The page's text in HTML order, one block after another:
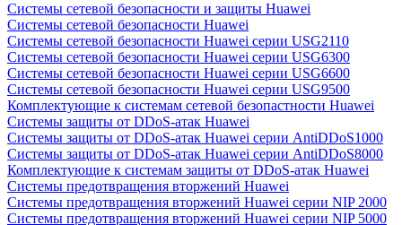
Системы сетевой безопасности и защиты Huawei
Системы сетевой безопасности Huawei
Системы сетевой безопасности Huawei серии USG2110
Системы сетевой безопасности Huawei серии USG6300
Системы сетевой безопасности Huawei серии USG6600
Системы сетевой безопасности Huawei серии USG9500
Комплектующие к системам сетевой безопастности Huawei
Системы защиты от DDoS-атак Huawei
Системы защиты от DDoS-атак Huawei серии AntiDDoS1000
Системы защиты от DDoS-атак Huawei серии AntiDDoS8000
Комплектующие к системам защиты от DDoS-атак Huawei
Системы предотвращения вторжений Huawei
Системы предотвращения вторжений Huawei серии NIP 2000
Системы предотвращения вторжений Huawei серии NIP 5000